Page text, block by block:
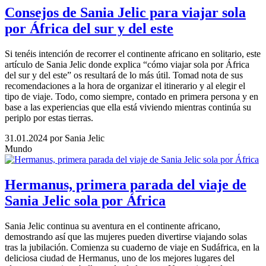
Consejos de Sania Jelic para viajar sola
por África del sur y del este
Si tenéis intención de recorrer el continente africano en solitario, este
artículo de Sania Jelic donde explica “cómo viajar sola por África
del sur y del este” os resultará de lo más útil. Tomad nota de sus
recomendaciones a la hora de organizar el itinerario y al elegir el
tipo de viaje. Todo, como siempre, contado en primera persona y en
base a las experiencias que ella está viviendo mientras continúa su
periplo por estas tierras.
31.01.2024 por Sania Jelic
Mundo
Hermanus, primera parada del viaje de
Sania Jelic sola por África
Sania Jelic continua su aventura en el continente africano,
demostrando así que las mujeres pueden divertirse viajando solas
tras la jubilación. Comienza su cuaderno de viaje en Sudáfrica, en la
deliciosa ciudad de Hermanus, uno de los mejores lugares del